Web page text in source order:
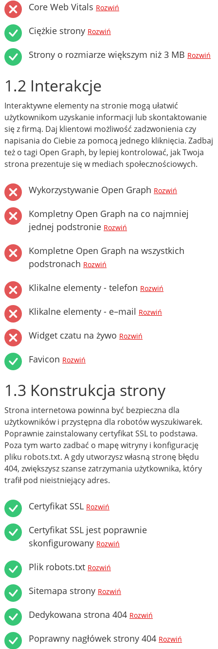
Core Web Vitals Rozwiń
Ciężkie strony Rozwiń
Strony o rozmiarze większym niż 3 MB Rozwiń
1.2 Interakcje
Interaktywne elementy na stronie mogą ułatwić
użytkownikom uzyskanie informacji lub skontaktowanie
się z firmą. Daj klientowi możliwość zadzwonienia czy
napisania do Ciebie za pomocą jednego kliknięcia. Zadbaj
też o tagi Open Graph, by lepiej kontrolować, jak Twoja
strona prezentuje się w mediach społecznościowych.
Wykorzystywanie Open Graph Rozwiń
Kompletny Open Graph na co najmniej
jednej podstronie Rozwiń
Kompletne Open Graph na wszystkich
podstronach Rozwiń
Klikalne elementy - telefon Rozwiń
Klikalne elementy - e–mail Rozwiń
Widget czatu na żywo Rozwiń
Favicon Rozwiń
1.3 Konstrukcja strony
Strona internetowa powinna być bezpieczna dla
użytkowników i przystępna dla robotów wyszukiwarek.
Poprawnie zainstalowany certyfikat SSL to podstawa.
Poza tym warto zadbać o mapę witryny i konfigurację
pliku robots.txt. A gdy utworzysz własną stronę błędu
404, zwiększysz szanse zatrzymania użytkownika, który
trafił pod nieistniejący adres.
Certyfikat SSL Rozwiń
Certyfikat SSL jest poprawnie
skonfigurowany Rozwiń
Plik robots.txt Rozwiń
Sitemapa strony Rozwiń
Dedykowana strona 404 Rozwiń
Poprawny nagłówek strony 404 Rozwiń